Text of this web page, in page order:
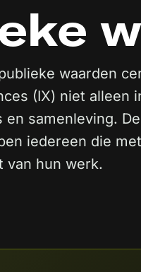
waarden
(IX) niet alleen
en samenleving.
iedereen die
van hun werk.